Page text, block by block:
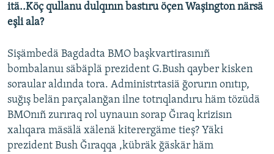
ӘҢГӘМӘ
ДИНИ ТОРМЫШ
ПӘРӘВЕЗ
ФӘН-ФӘСМӘТӘН
КИНОХАНӘ
ДӨНЬЯ ХӘЛЛӘРЕ
ӘЙДӘ ONLINE
IDEL.РЕАЛИИ
БЕЗГӘ КУШЫЛЫГЫЗ!
itä..Köç qullanu dulqının bastıru öçen Waşington närsä
eşli ala?
Sişämbedä Bagdadta BMO başkvartirasınıñ
bombalanuı säbäplä prezident G.Bush qayber kisken
soraular aldında tora. Administrtasiä ğorurın onıtıp,
suğış belän parçalanğan ilne totrıqlandıru häm tözüdä
BMOnıñ zurıraq rol uynauın sorap Ğıraq krizisın
xalıqara mäsälä xälenä kiterergäme tieş? Yäki
prezident Bush Ğıraqqa ,kübräk ğäskär häm